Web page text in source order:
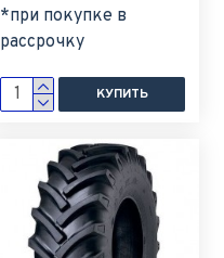
*при покупке в
рассрочку
КУПИТЬ